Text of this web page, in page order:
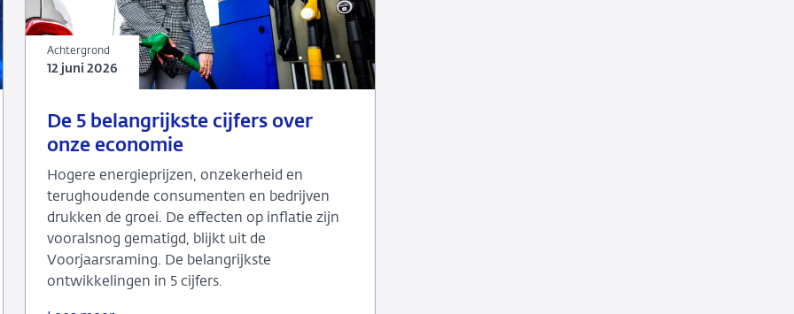
De 5 belangrijkste cijfers over
onze economie
12
Achtergrond
Hogere energieprijzen, onzekerheid en
terughoudende consumenten en bedrijven
drukken de groei. De effecten op inflatie zijn
vooralsnog gematigd, blijkt uit de
Voorjaarsraming. De belangrijkste
ontwikkelingen in 5 cijfers.
Achtergrond
12 juni 2026